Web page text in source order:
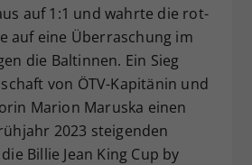
auf 1:1 und wahrte die rot-
auf eine Überraschung im
die Baltinnen. Ein Sieg
von ÖTV-Kapitänin und
Marion Maruska einen
2023 steigenden
Billie Jean King Cup by